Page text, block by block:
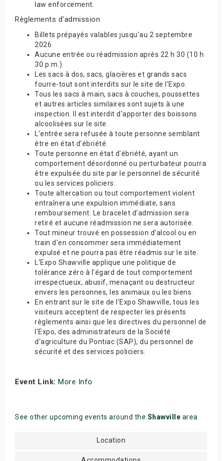
law enforcement.
Règlements d'admission
Billets prépayés valables jusqu'au 2 septembre
2026
Aucune entrée ou réadmission après 22 h 30 (10 h
30 p.m.).
Les sacs à dos, sacs, glacières et grands sacs
fourre-tout sont interdits sur le site de l'Expo.
Tous les sacs à main, sacs à couches, poussettes
et autres articles similaires sont sujets à une
inspection. Il est interdit d'apporter des boissons
alcoolisées sur le site.
L'entrée sera refusée à toute personne semblant
être en état d'ébriété.
Toute personne en état d'ébriété, ayant un
comportement désordonné ou perturbateur pourra
être expulsée du site par le personnel de sécurité
ou les services policiers.
Toute altercation ou tout comportement violent
entraînera une expulsion immédiate, sans
remboursement. Le bracelet d'admission sera
retiré et aucune réadmission ne sera autorisée.
Tout mineur trouvé en possession d'alcool ou en
train d'en consommer sera immédiatement
expulsé et ne pourra pas être réadmis sur le site.
L'Expo Shawville applique une politique de
tolérance zéro à l'égard de tout comportement
irrespectueux, abusif, menaçant ou destructeur
envers les personnes, les animaux ou les biens.
En entrant sur le site de l'Expo Shawville, tous les
visiteurs acceptent de respecter les présents
règlements ainsi que les directives du personnel de
l'Expo, des administrateurs de la Société
d'agriculture du Pontiac (SAP), du personnel de
sécurité et des services policiers.
Event Link: More Info
See other upcoming events around the Shawville area
Location